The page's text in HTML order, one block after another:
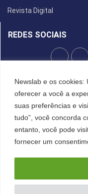
Newslab e os cookies:
oferecer a você a
suas preferências e
tudo”, você concorda
entanto, você pode
fornecer um
Revista Digital
REDES SOCIAIS
POLÍTICA DE
Cookies
©2022 All Right